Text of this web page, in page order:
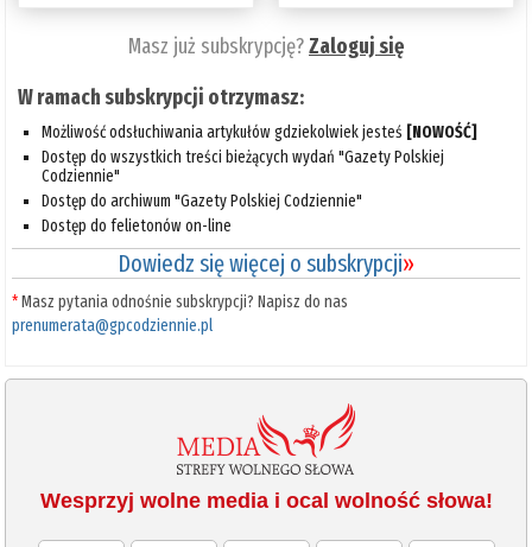
Masz już subskrypcję?Zaloguj się
W ramach subskrypcji otrzymasz:
Możliwość odsłuchiwania artykułów gdziekolwiek jesteś [NOWOŚĆ]
Dostęp do wszystkich treści bieżących wydań "Gazety Polskiej
Codziennie"
Dostęp do archiwum "Gazety Polskiej Codziennie"
Dostęp do felietonów on-line
Dowiedz się więcej o subskrypcji»
*Masz pytania odnośnie subskrypcji? Napisz do nas
prenumerata@gpcodziennie.pl
Wesprzyj wolne media i ocal wolność słowa!